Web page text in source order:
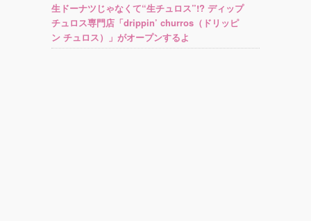
生ドーナツじゃなくて“生チュロス”!? ディップ
チュロス専門店「drippin’ churros（ドリッピ
ン チュロス）」がオープンするよ